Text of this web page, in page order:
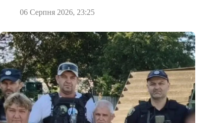
06 Серпня 2026, 23:25